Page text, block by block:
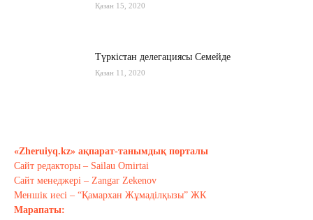
Қазан 15, 2020
Түркістан делегациясы Семейде
Қазан 11, 2020
Қазан 10, 2020
Тағы оқу
«Zheruiyq.kz» ақпарат-танымдық порталы
Сайт редакторы – Sailau Omirtai
Сайт менеджері – Zangar Zekenov
Меншік иесі – “Қамархан Жұмаділқызы” ЖК
Марапаты: